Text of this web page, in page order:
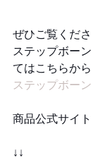
ぜひご覧くださ
ステップボー
てはこちらか
ステップボー
商品公式サイ
↓↓